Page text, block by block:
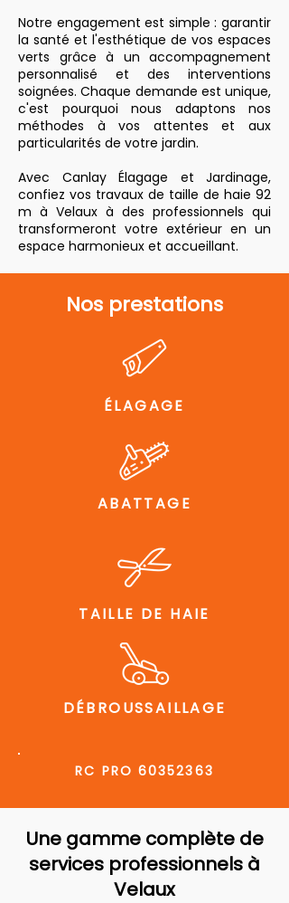
Notre engagement est simple : garantir
la santé et l'esthétique de vos espaces
verts grâce à un accompagnement
personnalisé et des interventions
soignées. Chaque demande est unique,
c'est pourquoi nous adaptons nos
méthodes à vos attentes et aux
particularités de votre jardin.
Avec Canlay Élagage et Jardinage,
confiez vos travaux de taille de haie 92
m à Velaux à des professionnels qui
transformeront votre extérieur en un
espace harmonieux et accueillant.
Nos prestations
ÉLAGAGE
ABATTAGE
TAILLE DE HAIE
DÉBROUSSAILLAGE
RC PRO 60352363
Une gamme complète de
services professionnels à
Velaux